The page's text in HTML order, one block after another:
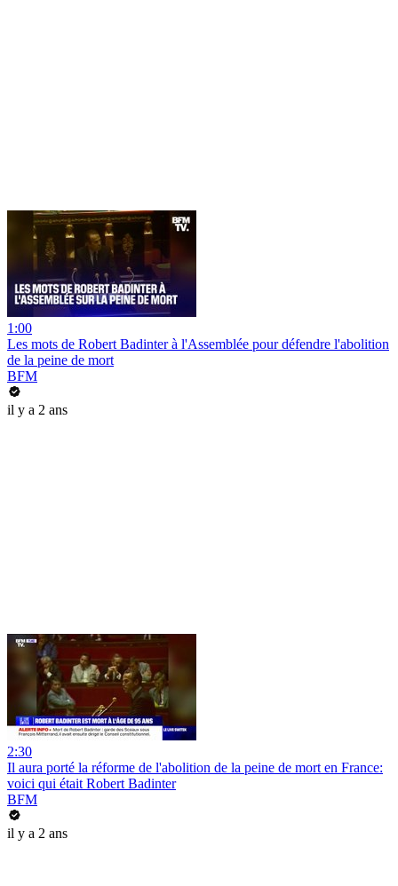
1:00
Les mots de Robert Badinter à l'Assemblée pour défendre l'abolition
de la peine de mort
BFM
il y a 2 ans
2:30
Il aura porté la réforme de l'abolition de la peine de mort en France:
voici qui était Robert Badinter
BFM
il y a 2 ans